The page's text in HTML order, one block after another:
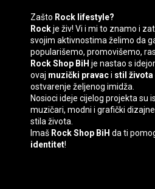
Zašto Rock lifestyle?
Rockje živ! Vi i mi to znamo i
svojim aktivnostima želimo da
popularišemo, promovišemo,
Rock Shop BiH je nastao s
ovaj muzički pravaci stil života
ostvarenje željenog imidža.
Nosioci ideje cijelog projekta su
muzičari, modni i grafički
stila života.
Imaš Rock Shop BiH da ti
identitet!